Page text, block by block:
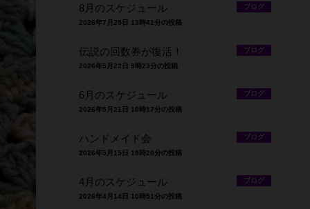
ブログ
8月のスケジュール
2026年7月25日 13時41分の投稿
ブログ
伝説の回数券が復活！
2026年5月22日 9時23分の投稿
ブログ
6月のスケジュール
2026年5月21日 18時17分の投稿
ブログ
ハンドメイド会
2026年5月15日 19時20分の投稿
ブログ
4月のスケジュール
2026年4月14日 10時51分の投稿